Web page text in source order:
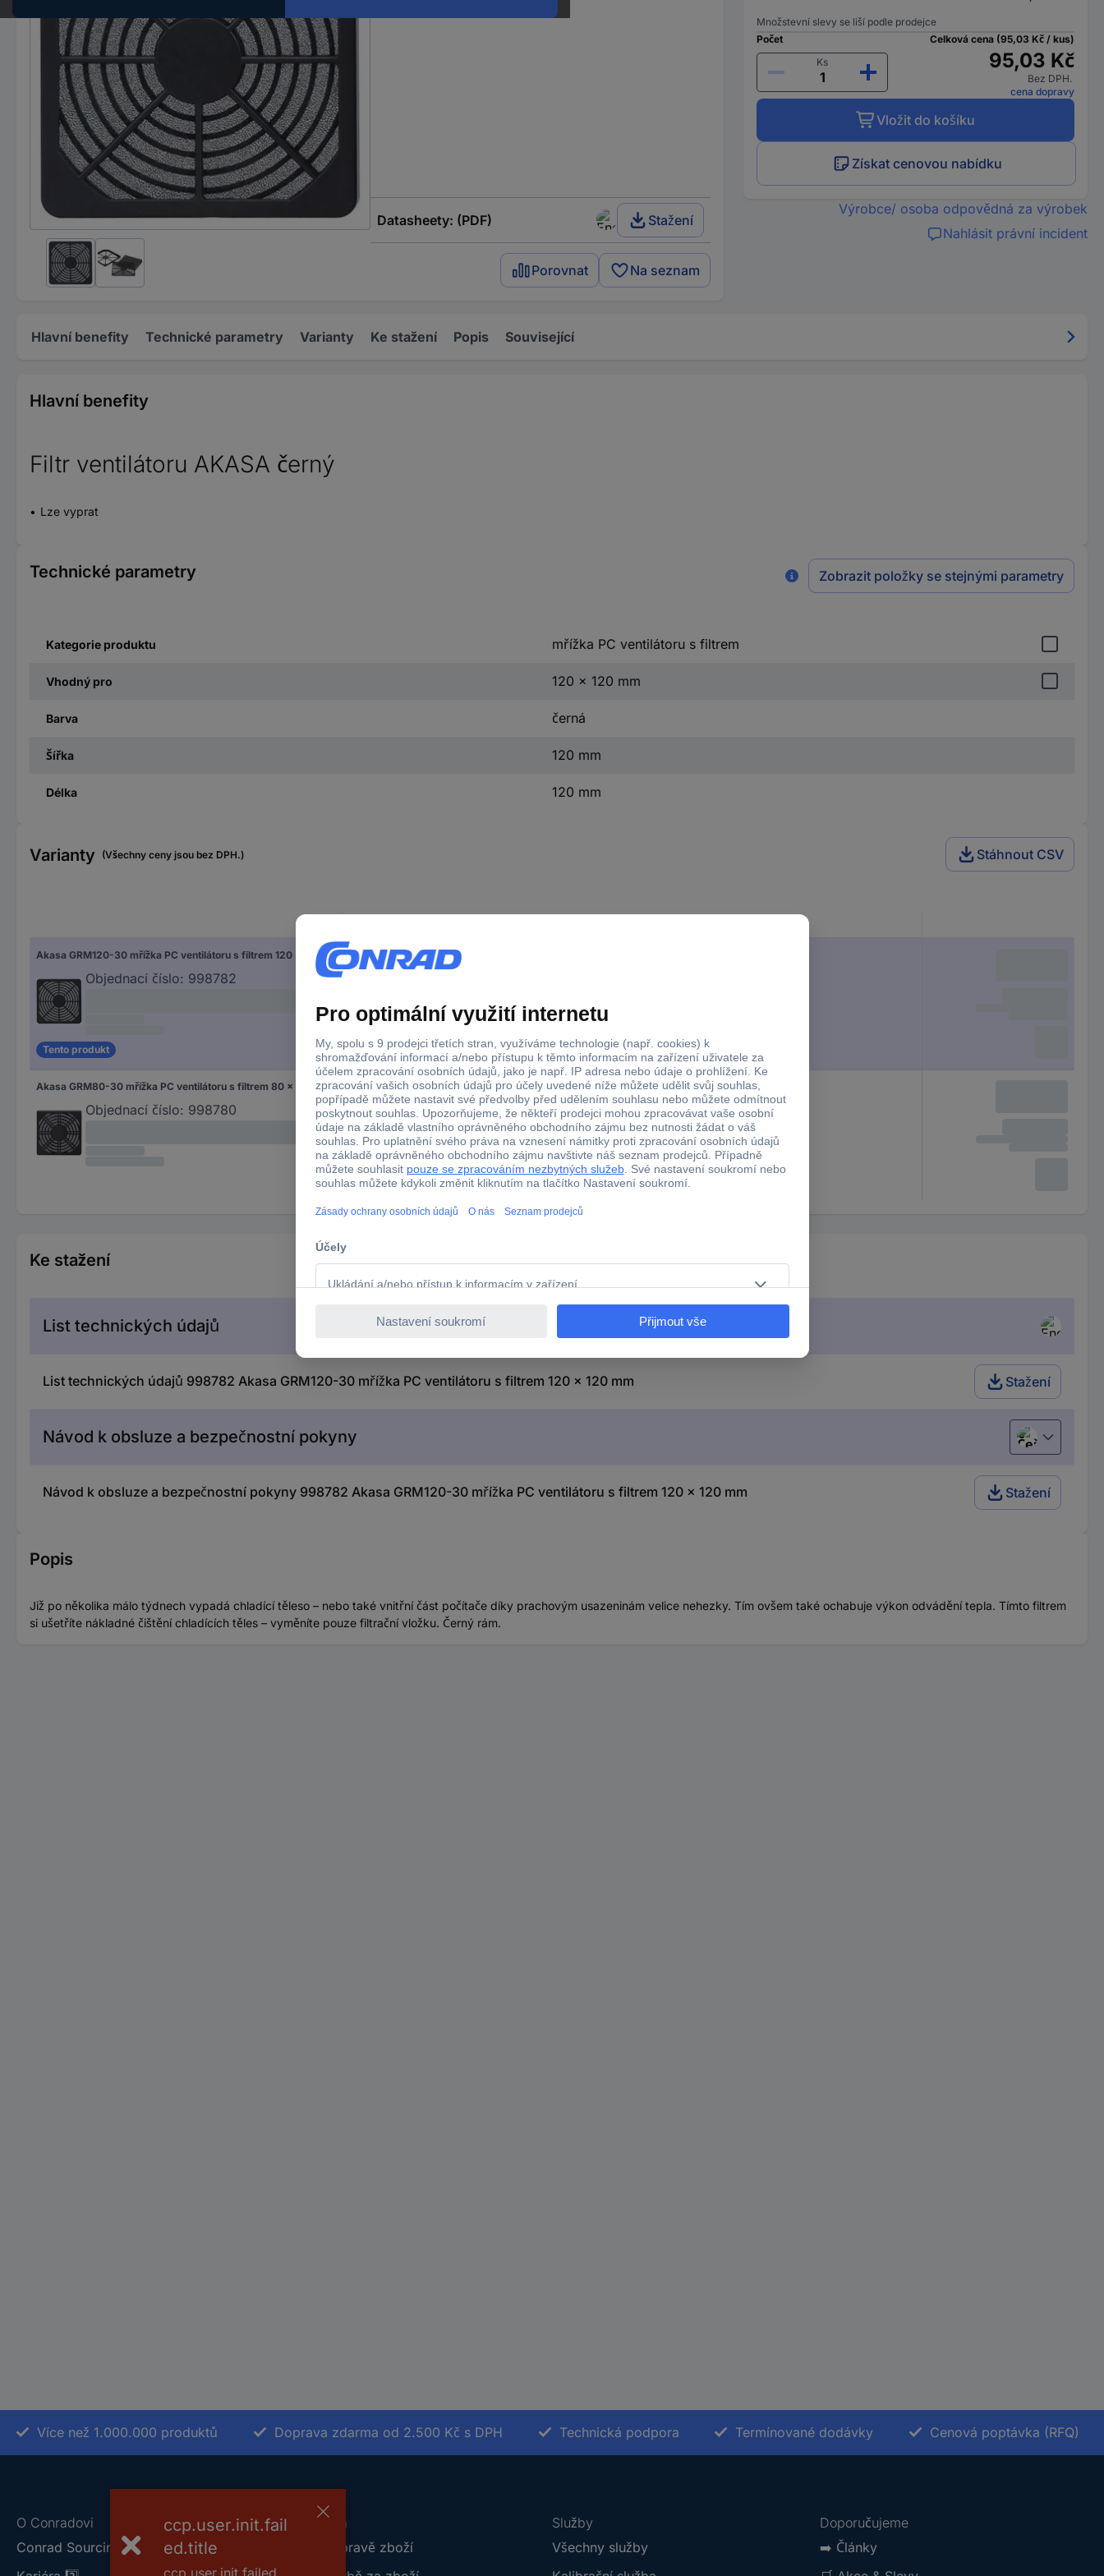
Datasheety: (PDF) Stažení
Porovnat Na seznam
Množstevní slevy se liší podle prodejce
Počet
Ks
Celková cena (95,03 Kč / kus)
95,03 Kč
Bez DPH.
cena dopravy
Vložit do košíku
Získat cenovou nabídku
Výrobce/ osoba odpovědná za výrobek
Nahlásit právní incident
Hlavní benefity Technické parametry Varianty Ke stažení Popis Související
Hlavní benefity
Filtr ventilátoru AKASA černý
Lze vyprat
Technické parametry Zobrazit položky se stejnými parametry
Kategorie produktu mřížka PC ventilátoru s filtrem
Vhodný pro 120 x 120 mm
Barva černá
Šířka 120 mm
Délka 120 mm
Varianty (Všechny ceny jsou bez DPH.) Stáhnout CSV
Akasa GRM120-30 mřížka PC ventilátoru s filtrem 120 x 120 mm
Objednací číslo: 998782
Tento produkt
120 x 120 mm
Akasa GRM80-30 mřížka PC ventilátoru s filtrem 80 x 80 mm
Objednací číslo: 998780
80 x 80 mm
Ke stažení
List technických údajů
List technických údajů 998782 Akasa GRM120-30 mřížka PC ventilátoru s filtrem 120 x 120 mm Stažení
Návod k obsluze a bezpečnostní pokyny Čeština
Návod k obsluze a bezpečnostní pokyny 998782 Akasa GRM120-30 mřížka PC ventilátoru s filtrem 120 x 120 mm Stažení
Popis
Již po několika málo týdnech vypadá chladící těleso – nebo také vnitřní část počítače díky prachovým usazeninám velice nehezky. Tím ovšem také ochabuje výkon odvádění tepla. Tímto filtrem
si ušetříte nákladné čištění chladících těles – vyměníte pouze filtrační vložku. Černý rám.
Více než 1.000.000 produktů Doprava zdarma od 2.500 Kč s DPH Technická podpora Termínované dodávky Cenová poptávka (RFQ)
O Conradovi
Conrad Sourcing Platform
Nápověda
Vše o dopravě zboží
Služby
Všechny služby
Doporučujeme
➡️ Články
ccp.user.init.fail
ed.title
ccp.user.init.failed